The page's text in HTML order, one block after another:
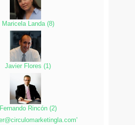
Maricela Landa (8)
Javier Flores (1)
Fernando Rincón (2)